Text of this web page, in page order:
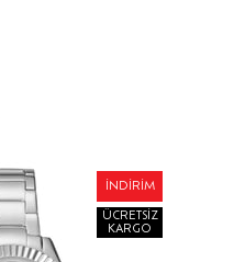
İNDIRIM
ÜCRETSIZ
KARGO